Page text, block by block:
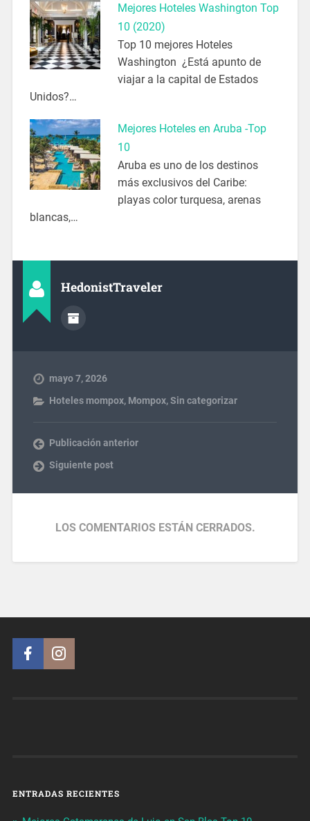
Mejores Hoteles Washington Top
10 (2020)
Top 10 mejores Hoteles
Washington ¿Está apunto de
viajar a la capital de Estados
Unidos?…
Mejores Hoteles en Aruba -Top
10
Aruba es uno de los destinos
más exclusivos del Caribe:
playas color turquesa, arenas
blancas,…
HedonistTraveler
mayo 7, 2026
Hoteles mompox, Mompox,Sin categorizar
Publicación anterior
Siguiente post
LOS COMENTARIOS ESTÁN CERRADOS.
ENTRADAS RECIENTES